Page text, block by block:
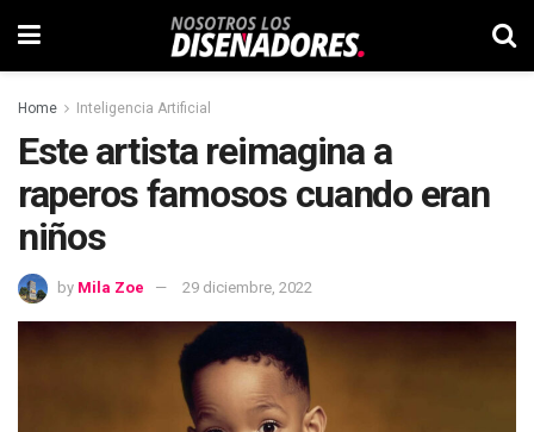
Home Inteligencia Artificial
Este artista reimagina a
raperos famosos cuando eran
niños
by Mila Zoe 29 diciembre, 2022